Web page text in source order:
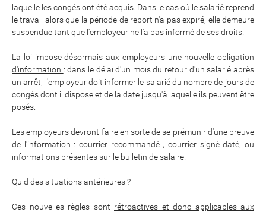
laquelle les congés ont été acquis. Dans le cas où le salarié reprend
le travail alors que la période de report n'a pas expiré, elle demeure
suspendue tant que l'employeur ne l'a pas informé de ses droits.
La loi impose désormais aux employeurs une nouvelle obligation
d'information : dans le délai d'un mois du retour d'un salarié après
un arrêt, l'employeur doit informer le salarié du nombre de jours de
congés dont il dispose et de la date jusqu'à laquelle ils peuvent être
posés.
Les employeurs devront faire en sorte de se prémunir d'une preuve
de l'information : courrier recommandé , courrier signé daté, ou
informations présentes sur le bulletin de salaire.
Quid des situations antérieures ?
Ces nouvelles règles sont rétroactives et donc applicables aux